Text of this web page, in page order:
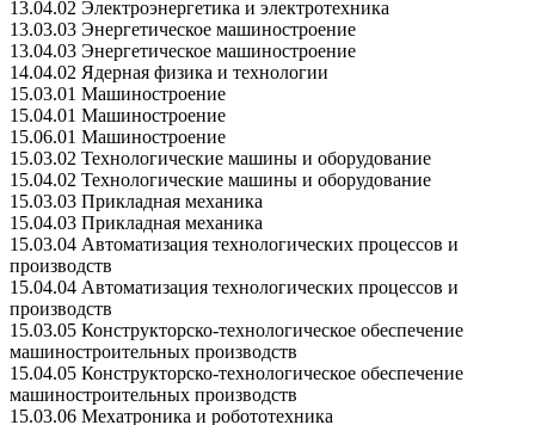
13.04.02 Электроэнергетика и электротехника
13.03.03 Энергетическое машиностроение
13.04.03 Энергетическое машиностроение
14.04.02 Ядерная физика и технологии
15.03.01 Машиностроение
15.04.01 Машиностроение
15.06.01 Машиностроение
15.03.02 Технологические машины и оборудование
15.04.02 Технологические машины и оборудование
15.03.03 Прикладная механика
15.04.03 Прикладная механика
15.03.04 Автоматизация технологических процессов и
производств
15.04.04 Автоматизация технологических процессов и
производств
15.03.05 Конструкторско-технологическое обеспечение
машиностроительных производств
15.04.05 Конструкторско-технологическое обеспечение
машиностроительных производств
15.03.06 Мехатроника и робототехника